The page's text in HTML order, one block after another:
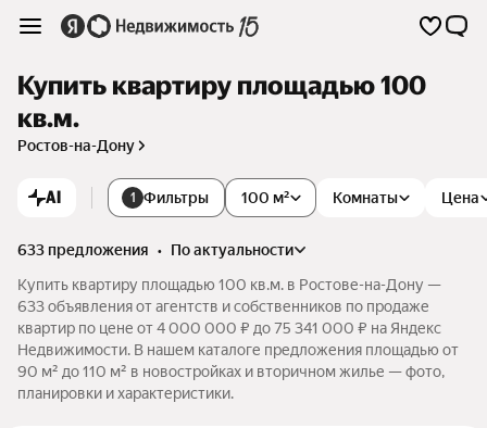
Купить квартиру площадью 100
кв.м.
Ростов-на-Дону
AI 1 Фильтры Комнаты Цена
100 м²
633 предложения •
по актуальности
Купить квартиру площадью 100 кв.м. в Ростове-на-Дону —
633 объявления от агентств и собственников по продаже
квартир по цене от 4 000 000 ₽ до 75 341 000 ₽ на Яндекс
Недвижимости. В нашем каталоге предложения площадью от
90 м² до 110 м² в новостройках и вторичном жилье — фото,
планировки и характеристики.